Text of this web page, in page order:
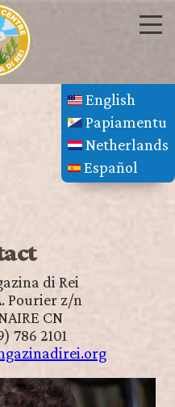
English
Papiamentu
Netherlands
Español
di Rei
Pourier z/n
CN
786 2101